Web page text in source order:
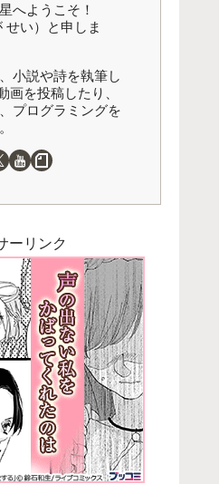
へようこそ！
せい）と申しま
小説や詩を執筆し
画を投稿したり、
プログラミングを
ーリンク